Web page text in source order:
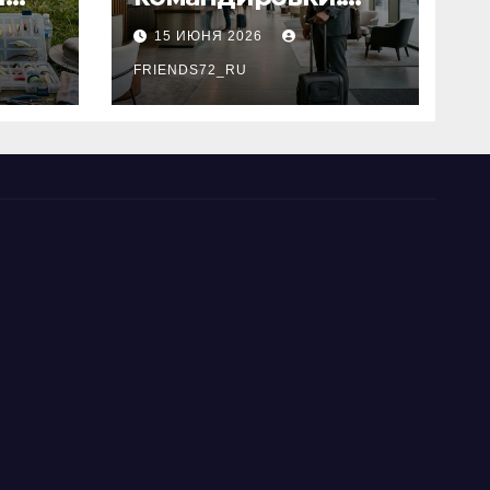
основные
критерии выбора
15 ИЮНЯ 2026
FRIENDS72_RU